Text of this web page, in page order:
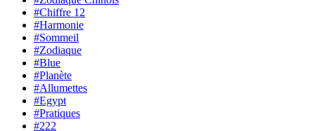
#Chiffre 12
#Harmonie
#Sommeil
#Zodiaque
#Blue
#Planète
#Allumettes
#Egypt
#Pratiques
#222